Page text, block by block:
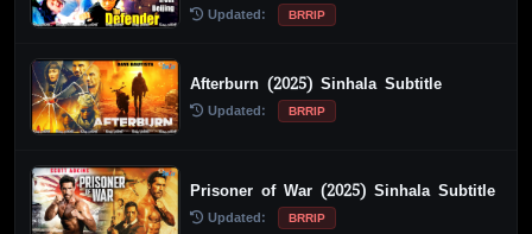
Updated: BRRIP
Afterburn (2025) Sinhala Subtitle
Updated: BRRIP
Prisoner of War (2025) Sinhala Subtitle
Updated: BRRIP